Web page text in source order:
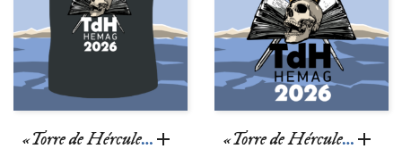
«Torre de Hércules» HEMAG 2026 – Camiseta «Torre de Hércules» HEMAG 2026 – Inscripción